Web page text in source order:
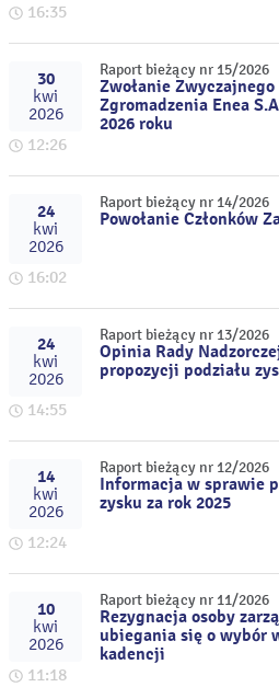
16:35
30
kwi
2026
12:26
Raport bieżący nr 15/2026
Zwołanie
Zgromadzenia Enea
2026 roku
24
kwi
2026
16:02
Raport bieżący nr 14/2026
Powołanie Członków
24
kwi
2026
14:55
Raport bieżący nr 13/2026
Opinia Rady
propozycji podziału
14
kwi
2026
12:24
Raport bieżący nr 12/2026
Informacja w sprawie
zysku za rok 2025
10
kwi
2026
11:18
Raport bieżący nr 11/2026
Rezygnacja osoby
ubiegania się o wybór
kadencji